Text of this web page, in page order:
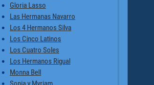
Gloria Lasso
Las Hermanas Navarro
Los 4 Hermanos Silva
Los Cinco Latinos
Los Cuatro Soles
Los Hermanos Rigual
Monna Bell